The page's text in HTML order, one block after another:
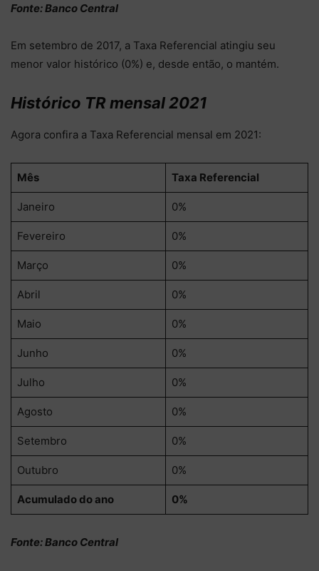
Fonte: Banco Central
Em setembro de 2017, a Taxa Referencial atingiu seu
menor valor histórico (0%) e, desde então, o mantém.
Histórico TR mensal 2021
Agora confira a Taxa Referencial mensal em 2021:
Mês Taxa Referencial
Janeiro 0%
Fevereiro 0%
Março 0%
Abril 0%
Maio 0%
Junho 0%
Julho 0%
Agosto 0%
Setembro 0%
Outubro 0%
Acumulado do ano 0%
Fonte: Banco Central